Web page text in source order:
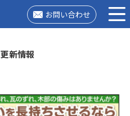
お問い合わせ
更新情報